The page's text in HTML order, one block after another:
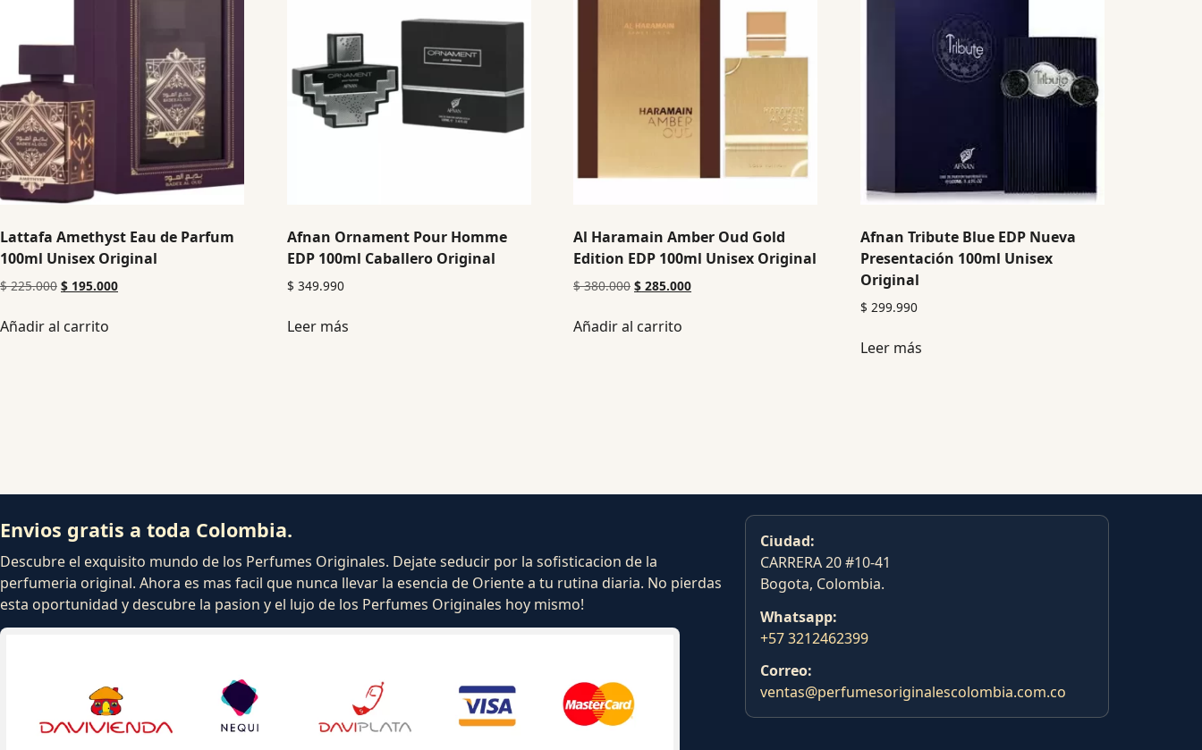
Lattafa Amethyst Eau de Parfum
100ml Unisex Original
$225.000 $ 195.000
Añadir al carrito
Afnan Ornament Pour Homme
EDP 100ml Caballero Original
$ 349.990
Leer más
Al Haramain Amber Oud Gold
Edition EDP 100ml Unisex Original
$380.000 $ 285.000
Añadir al carrito
Afnan Tribute Blue EDP Nueva
Presentación 100ml Unisex
Original
$ 299.990
Leer más
Envios gratis a toda Colombia.
Descubre el exquisito mundo de los Perfumes Originales. Dejate seducir por la sofisticacion de la
perfumeria original. Ahora es mas facil que nunca llevar la esencia de Oriente a tu rutina diaria. No pierdas
esta oportunidad y descubre la pasion y el lujo de los Perfumes Originales hoy mismo!
Ciudad:
CARRERA 20 #10-41
Bogota, Colombia.
Whatsapp:
+57 3212462399
Correo:
ventas@perfumesoriginalescolombia.com.co